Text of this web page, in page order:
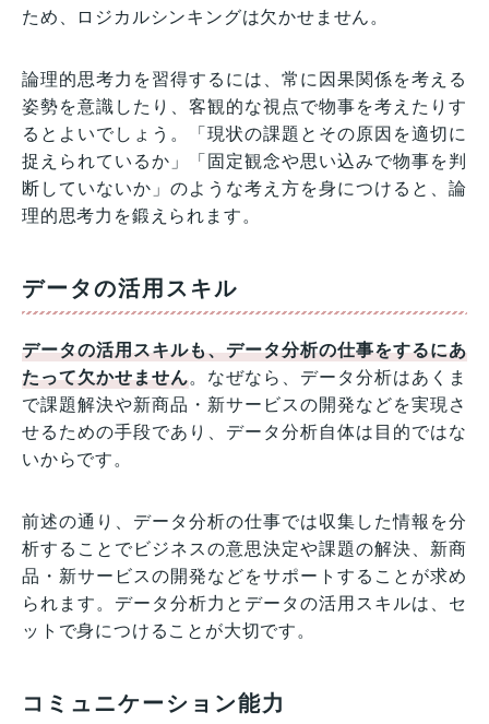
ため、ロジカルシンキングは欠かせません。
論理的思考力を習得するには、常に因果関係を考える
姿勢を意識したり、客観的な視点で物事を考えたりす
るとよいでしょう。「現状の課題とその原因を適切に
捉えられているか」「固定観念や思い込みで物事を判
断していないか」のような考え方を身につけると、論
理的思考力を鍛えられます。
データの活用スキル
データの活用スキルも、データ分析の仕事をするにあ
たって欠かせません。なぜなら、データ分析はあくま
で課題解決や新商品・新サービスの開発などを実現さ
せるための手段であり、データ分析自体は目的ではな
いからです。
前述の通り、データ分析の仕事では収集した情報を分
析することでビジネスの意思決定や課題の解決、新商
品・新サービスの開発などをサポートすることが求め
られます。データ分析力とデータの活用スキルは、セ
ットで身につけることが大切です。
コミュニケーション能力